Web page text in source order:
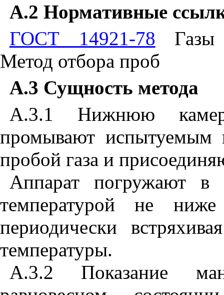
А.2 Нормативные
ГОСТ 14921-78 Газы
Метод отбора проб
А.3 Сущность метода
А.3.1 Нижнюю камеру
промывают испытуемым
пробой газа и
Аппарат погружают
температурой не
периодически
температуры.
А.3.2 Показание